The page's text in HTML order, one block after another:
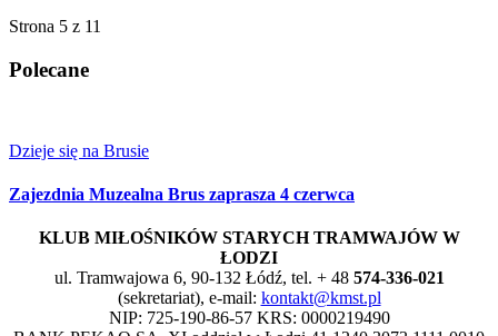
Strona 5 z 11
Polecane
Dzieje się na Brusie
Zajezdnia Muzealna Brus zaprasza 4 czerwca
KLUB MIŁOŚNIKÓW STARYCH TRAMWAJÓW W
ŁODZI
ul. Tramwajowa 6, 90-132 Łódź, tel. + 48 574-336-021
(sekretariat), e-mail: kontakt@kmst.pl
NIP: 725-190-86-57 KRS: 0000219490